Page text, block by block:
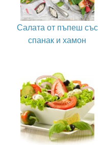
Салата от пъпеш със
спанак и хамон